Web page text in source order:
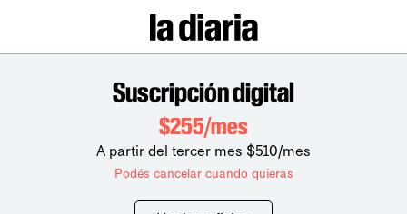
Suscripción digital
$255/mes
A partir del tercer mes $510/mes
Podés cancelar cuando quieras